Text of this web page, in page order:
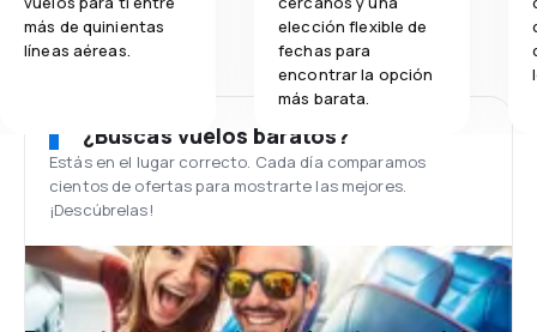
más de quinientas
líneas aéreas.
elección flexible de
fechas para
encontrar la opción
más barata.
¿Buscas vuelos baratos?
Estás en el lugar correcto. Cada día comparamos
cientos de ofertas para mostrarte las mejores.
¡Descúbrelas!